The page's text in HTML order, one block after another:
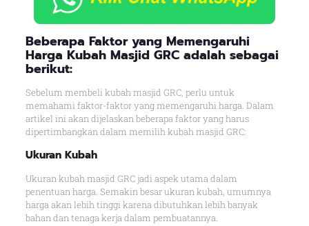
Beberapa Faktor yang Memengaruhi
Harga Kubah Masjid GRC adalah sebagai
berikut:
Sebelum membeli kubah masjid GRC, perlu untuk
memahami faktor-faktor yang memengaruhi harga. Dalam
artikel ini akan dijelaskan beberapa faktor yang harus
dipertimbangkan dalam memilih kubah masjid GRC:
Ukuran Kubah
Ukuran kubah masjid GRC jadi aspek utama dalam
penentuan harga. Semakin besar ukuran kubah, umumnya
harga akan lebih tinggi karena dibutuhkan lebih banyak
bahan dan tenaga kerja dalam pembuatannya.